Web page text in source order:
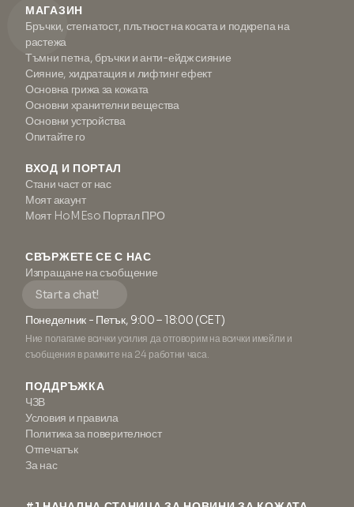
МАГАЗИН
Бръчки, стегнатост, плътност на косата и подкрепа на
растежа
Тъмни петна, бръчки и анти-ейдж сияние
Сияние, хидратация и лифтинг ефект
Основна грижа за кожата
Основни хранителни вещества
Основни устройства
Опитайте го
ВХОД И ПОРТАЛ
Стани част от нас
Моят акаунт
Моят HoMEso Портал ПРО
СВЪРЖЕТЕ СЕ С НАС
Изпращане на съобщение
Start a chat!
Понеделник - Петък, 9:00 – 18:00 (CET)
Ние полагаме всички усилия да отговорим на всички имейли и
съобщения в рамките на 24 работни часа.
ПОДДРЪЖКА
ЧЗВ
Условия и правила
Политика за поверителност
Отпечатък
За нас